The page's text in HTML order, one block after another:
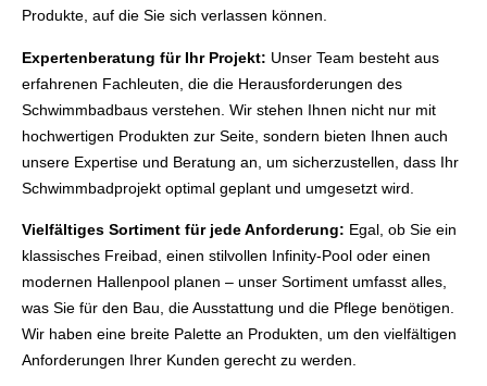
Produkte, auf die Sie sich verlassen können.
Expertenberatung für Ihr Projekt: Unser Team besteht aus
erfahrenen Fachleuten, die die Herausforderungen des
Schwimmbadbaus verstehen. Wir stehen Ihnen nicht nur mit
hochwertigen Produkten zur Seite, sondern bieten Ihnen auch
unsere Expertise und Beratung an, um sicherzustellen, dass Ihr
Schwimmbadprojekt optimal geplant und umgesetzt wird.
Vielfältiges Sortiment für jede Anforderung: Egal, ob Sie ein
klassisches Freibad, einen stilvollen Infinity-Pool oder einen
modernen Hallenpool planen – unser Sortiment umfasst alles,
was Sie für den Bau, die Ausstattung und die Pflege benötigen.
Wir haben eine breite Palette an Produkten, um den vielfältigen
Anforderungen Ihrer Kunden gerecht zu werden.